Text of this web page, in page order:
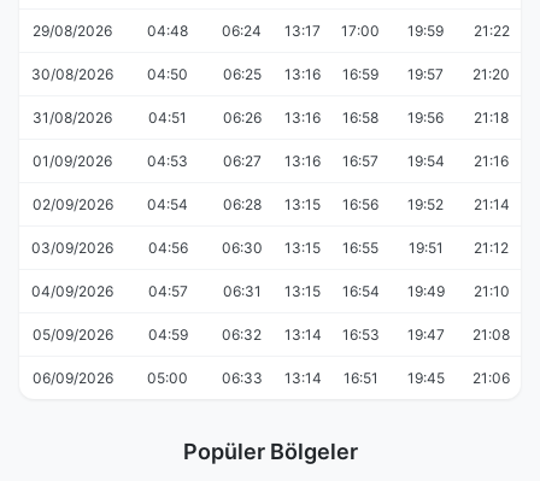
29/08/2026 04:48 06:24 13:17 17:00 19:59 21:22
30/08/2026 04:50 06:25 13:16 16:59 19:57 21:20
31/08/2026 04:51 06:26 13:16 16:58 19:56 21:18
01/09/2026 04:53 06:27 13:16 16:57 19:54 21:16
02/09/2026 04:54 06:28 13:15 16:56 19:52 21:14
03/09/2026 04:56 06:30 13:15 16:55 19:51 21:12
04/09/2026 04:57 06:31 13:15 16:54 19:49 21:10
05/09/2026 04:59 06:32 13:14 16:53 19:47 21:08
06/09/2026 05:00 06:33 13:14 16:51 19:45 21:06
Popüler Bölgeler